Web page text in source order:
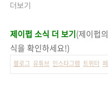
더보기
제이펍 소식 더 보기(제이펍
식을 확인하세요!)
블로그 유튜브 인스타그램 트위터